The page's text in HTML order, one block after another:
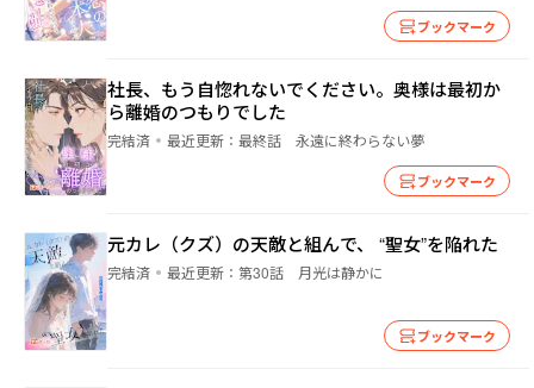
ブックマーク
社長、もう自惚れないでください。奥様は最初か
ら離婚のつもりでした
完結済 最近更新： 最終話 永遠に終わらない夢
ブックマーク
元カレ（クズ）の天敵と組んで、 “聖女”を陥れた
完結済 最近更新： 第30話 月光は静かに
ブックマーク